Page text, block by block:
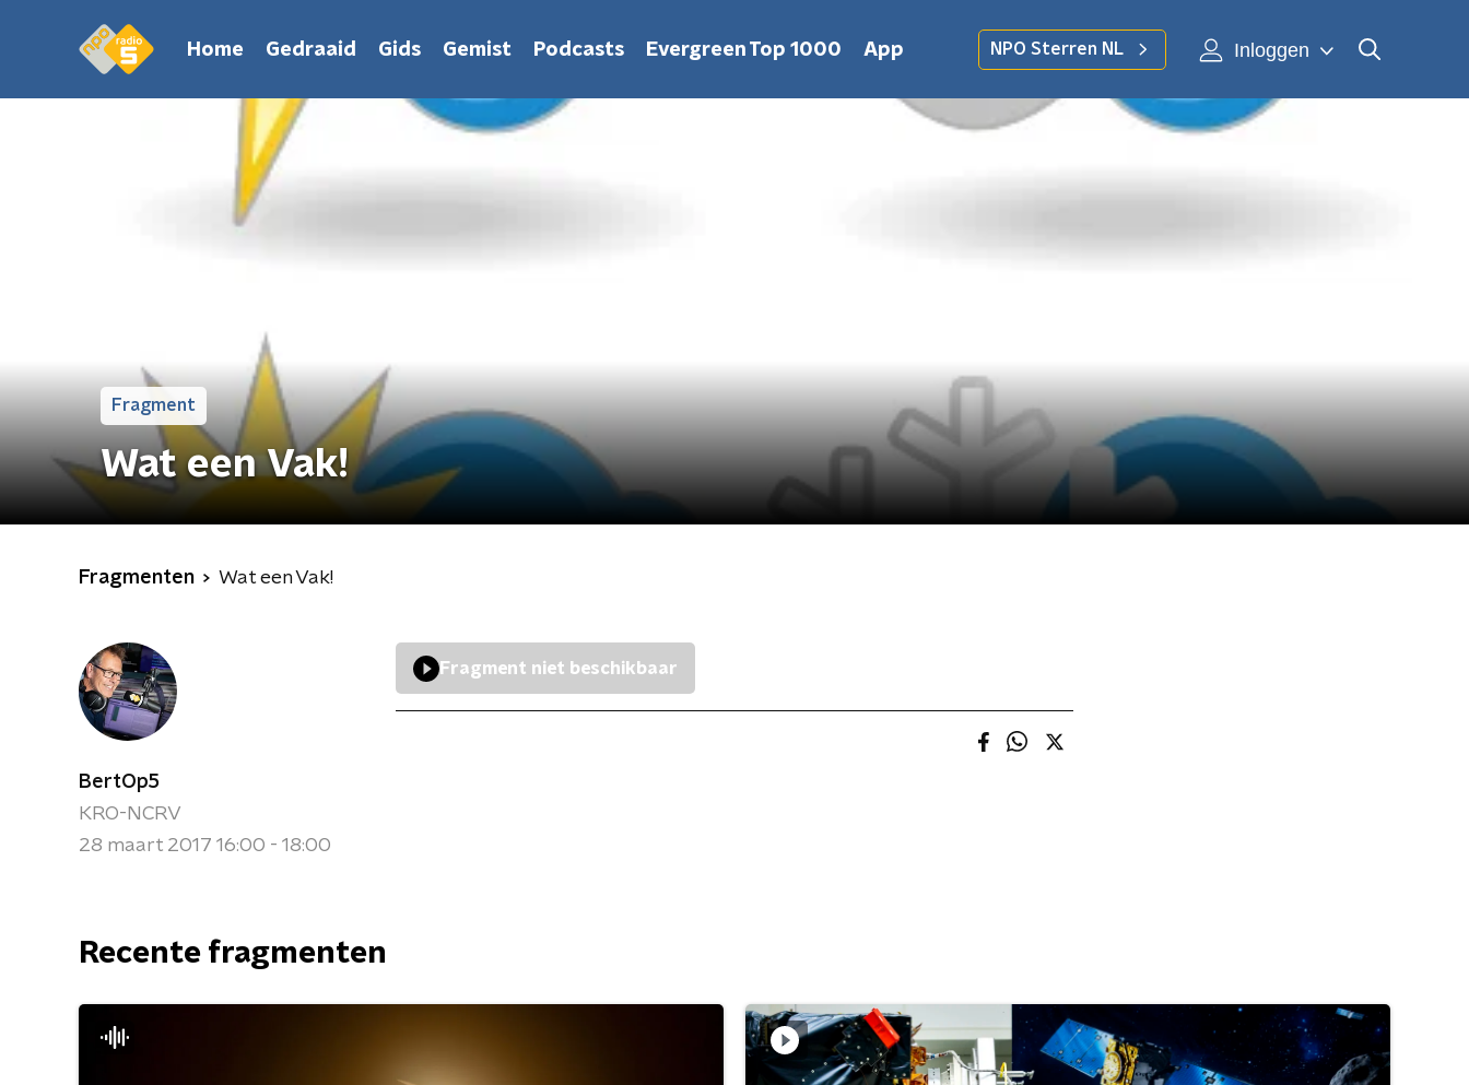
Home Gedraaid Gids Gemist Podcasts Evergreen Top 1000 App NPO Sterren NL Inloggen
Fragment
Wat een Vak!
Fragmenten Wat een Vak!
BertOp5
KRO-NCRV
28 maart 2017 16:00 - 18:00
Fragment niet beschikbaar
Recente fragmenten